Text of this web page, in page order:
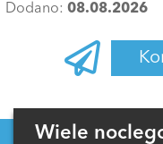
Dodano: 08.08.2026
Zaloguj
Wiele